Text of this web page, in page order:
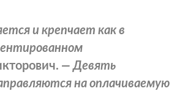
и крепчает как в
— Девять
на оплачиваемую